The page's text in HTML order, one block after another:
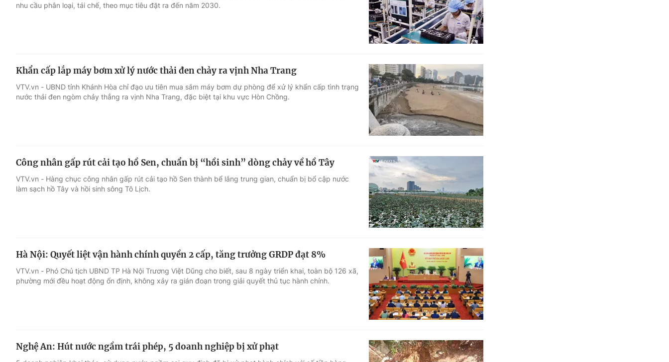
nhu cầu phân loại, tái chế, theo mục tiêu đặt ra đến năm 2030.
Khẩn cấp lắp máy bơm xử lý nước thải đen chảy ra vịnh Nha Trang
VTV.vn - UBND tỉnh Khánh Hòa chỉ đạo ưu tiên mua sắm máy bơm dự phòng để xử lý khẩn cấp tình trạng
nước thải đen ngòm chảy thẳng ra vịnh Nha Trang, đặc biệt tại khu vực Hòn Chồng.
Công nhân gấp rút cải tạo hồ Sen, chuẩn bị “hồi sinh” dòng chảy về hồ Tây
VTV.vn - Hàng chục công nhân gấp rút cải tạo hồ Sen thành bể lắng trung gian, chuẩn bị bổ cập nước
làm sạch hồ Tây và hồi sinh sông Tô Lịch.
Hà Nội: Quyết liệt vận hành chính quyền 2 cấp, tăng trưởng GRDP đạt 8%
VTV.vn - Phó Chủ tịch UBND TP Hà Nội Trương Việt Dũng cho biết, sau 8 ngày triển khai, toàn bộ 126 xã,
phường mới đều hoạt động ổn định, không xảy ra gián đoạn trong giải quyết thủ tục hành chính.
Nghệ An: Hút nước ngầm trái phép, 5 doanh nghiệp bị xử phạt